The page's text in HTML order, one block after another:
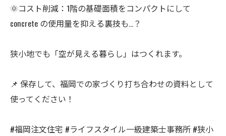
🌞コスト削減：1階の基礎面積をコンパクトにして
concrete の使用量を抑える裏技も…？
狭小地でも「空が見える暮らし」はつくれます。
📌 保存して、福岡での家づくり打ち合わせの資料として
使ってください！
#福岡注文住宅 #ライフスタイル一級建築士事務所 #狭小